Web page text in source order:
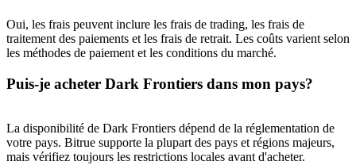
Plus d'événements
Gagnez des prix et des récompenses exclusives
Oui, les frais peuvent inclure les frais de trading, les frais de
traitement des paiements et les frais de retrait. Les coûts varient selon
les méthodes de paiement et les conditions du marché.
Puis-je acheter Dark Frontiers dans mon pays?
La disponibilité de Dark Frontiers dépend de la réglementation de
votre pays. Bitrue supporte la plupart des pays et régions majeurs,
mais vérifiez toujours les restrictions locales avant d'acheter.